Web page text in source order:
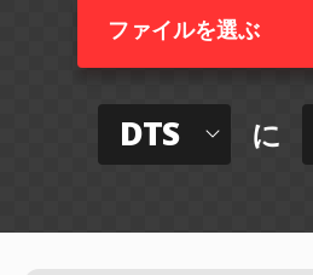
ファイルを選ぶ
DTS に